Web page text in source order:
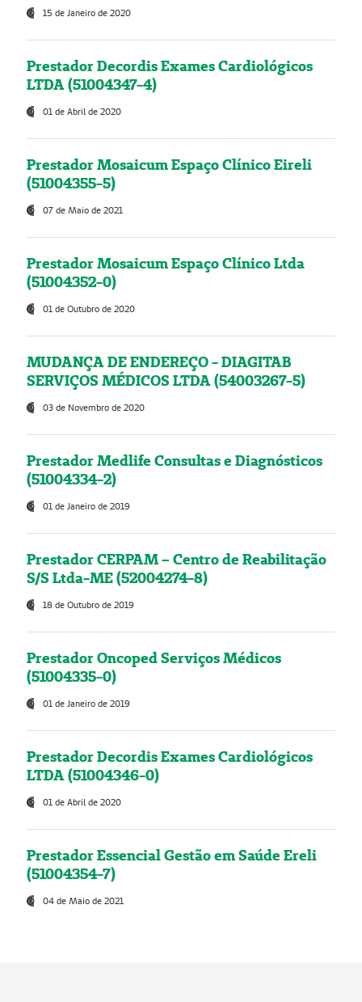
15 de Janeiro de 2020
Prestador Decordis Exames Cardiológicos
LTDA (51004347-4)
01 de Abril de 2020
Prestador Mosaicum Espaço Clínico Eireli
(51004355-5)
07 de Maio de 2021
Prestador Mosaicum Espaço Clínico Ltda
(51004352-0)
01 de Outubro de 2020
MUDANÇA DE ENDEREÇO - DIAGITAB
SERVIÇOS MÉDICOS LTDA (54003267-5)
03 de Novembro de 2020
Prestador Medlife Consultas e Diagnósticos
(51004334-2)
01 de Janeiro de 2019
Prestador CERPAM – Centro de Reabilitação
S/S Ltda-ME (52004274-8)
18 de Outubro de 2019
Prestador Oncoped Serviços Médicos
(51004335-0)
01 de Janeiro de 2019
Prestador Decordis Exames Cardiológicos
LTDA (51004346-0)
01 de Abril de 2020
Prestador Essencial Gestão em Saúde Ereli
(51004354-7)
04 de Maio de 2021